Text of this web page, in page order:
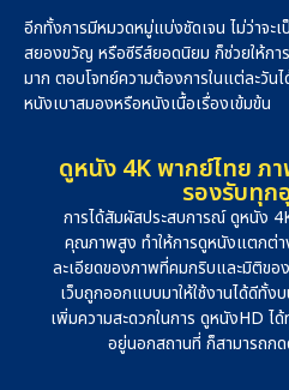
อีกทั้งการมีหมวดหมู่แบ่งชัดเจน ไม่ว่าจ
สยองขวัญ หรือซีรีส์ยอดนิยม ก็ช่วยให้กา
มาก ตอบโจทย์ความต้องการในแต่ละวัน
หนังเบาสมองหรือหนังเนื้อเรื่องเข้มข้น
ดูหนัง 4K พากย์ไทย ภ
รองรับทุ
การได้สัมผัสประสบการณ์ ดูหนัง
คุณภาพสูง ทำให้การดูหนังแตกต่า
ละเอียดของภาพที่คมกริบและมิติขอ
เว็บถูกออกแบบมาให้ใช้งานได้ดีทั้
เพิ่มความสะดวกในการ ดูหนังHD ไ
อยู่นอกสถานที่ ก็สามารถก